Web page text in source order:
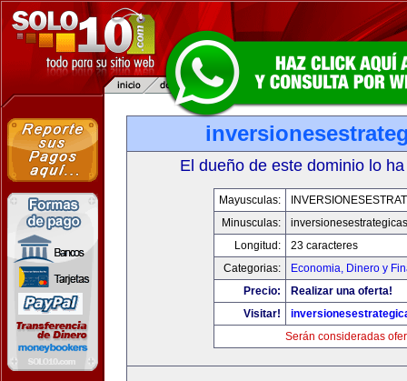
El dueño de este dominio lo
Mayusculas:
Minusculas:
Longitud:
23 caracteres
Categorias:
Economia, Dinero y
Precio:
Realizar una oferta!
Visitar!
Serán consideradas